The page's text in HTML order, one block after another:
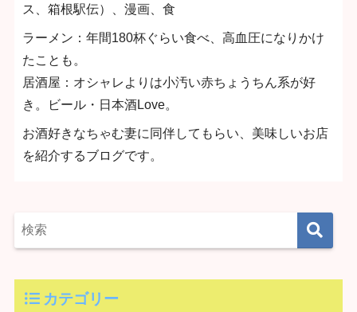
ス、箱根駅伝）、漫画、食
ラーメン：年間180杯ぐらい食べ、高血圧になりかけ
たことも。
居酒屋：オシャレよりは小汚い赤ちょうちん系が好
き。ビール・日本酒Love。
お酒好きなちゃむ妻に同伴してもらい、美味しいお店
を紹介するブログです。
カテゴリー